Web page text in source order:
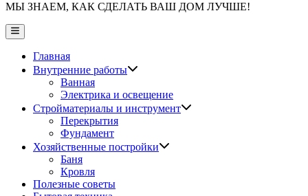
МЫ ЗНАЕМ, КАК СДЕЛАТЬ ВАШ ДОМ ЛУЧШЕ!
Главное
меню
Главная
Внутренние работы
Ванная
Электрика и освещение
Стройматериалы и инструмент
Перекрытия
Фундамент
Хозяйственные постройки
Баня
Кровля
Полезные советы